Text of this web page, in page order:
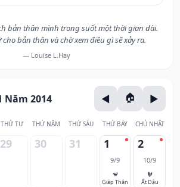
bản thân mình trong suốt một thời gian dài.
bản thân và chờ xem điều gì sẽ xảy ra.
— Louise L.Hay
Năm 2014
THỨ TƯ THỨ NĂM THỨ SÁU THỨ BẢY CHỦ NHẬT
29 30 31 1
9/9
🐒
Giáp Thân
2
10/9
🐓
Ất Dậu